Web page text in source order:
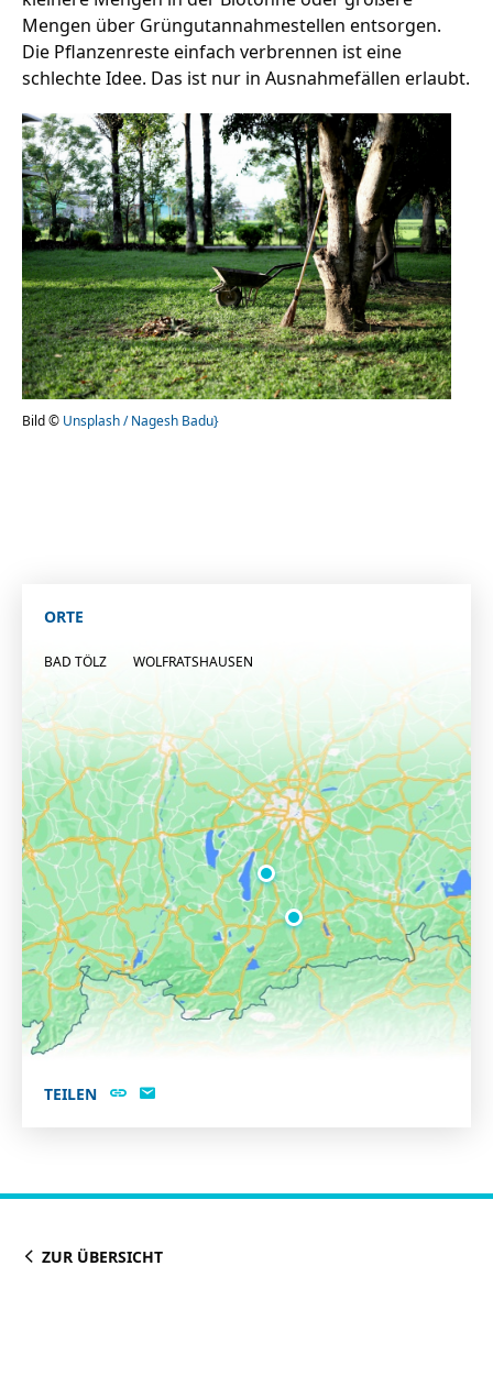
Das geheime Geräusch
Wandern
Amphibienschutz
Team
Service
Nachgehört
Podcast
Newsletter
Zeit fürs Oberland
Handwerker
Mengen über Grüngutannahmestellen entsorgen.
Die Pflanzenreste einfach verbrennen ist eine
schlechte Idee. Das ist nur in Ausnahmefällen erlaubt.
Bild © Unsplash / Nagesh Badu}
ORTE
BAD TÖLZ WOLFRATSHAUSEN
TEILEN
ZUR ÜBERSICHT